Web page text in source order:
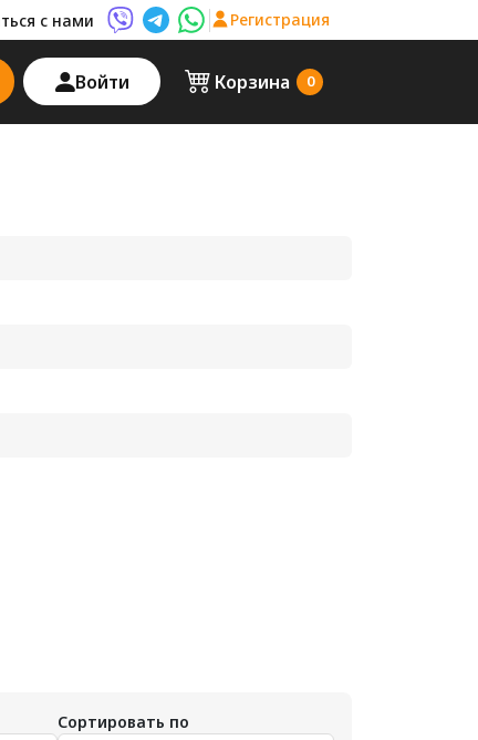
с нами Viber AutoPalma
Telegram AutoPalma
WhatsApp AutoPalma
Регистрация
Войти Корзина 0
Сортировать по